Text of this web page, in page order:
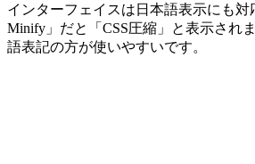
インターフェイスは日本語表示にも対
Minify」だと「CSS圧縮」と表示され
語表記の方が使いやすいです。